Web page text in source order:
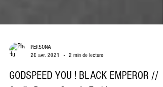
20 avr. 2021
2 min de lecture